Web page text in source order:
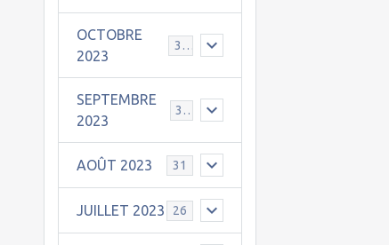
OCTOBRE
2023
31
SEPTEMBRE
2023
30
AOÛT 2023 31
JUILLET 2023 26